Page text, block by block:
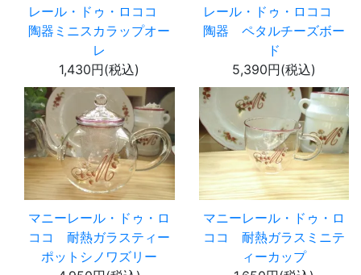
レール・ドゥ・ロココ
陶器ミニスカラップオー
レ
1,430円(税込)
レール・ドゥ・ロココ
陶器 ペタルチーズボー
ド
5,390円(税込)
マニーレール・ドゥ・ロ
ココ 耐熱ガラスティー
ポットシノワズリー
マニーレール・ドゥ・ロ
ココ 耐熱ガラスミニテ
ィーカップ